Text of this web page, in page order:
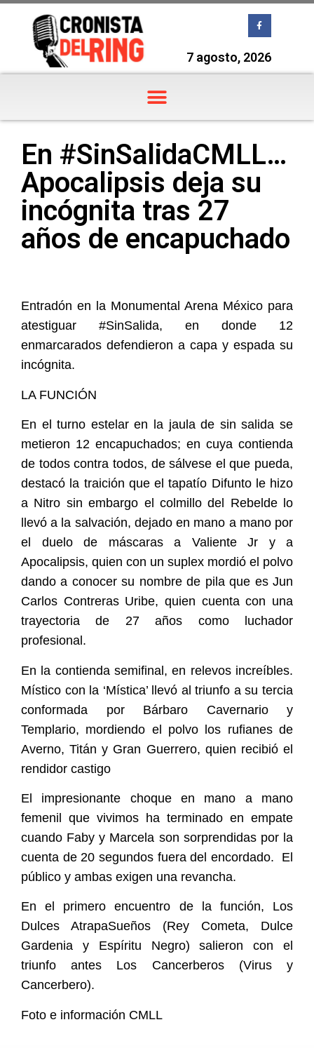
7 agosto, 2026
En #SinSalidaCMLL…
Apocalipsis deja su
incógnita tras 27
años de encapuchado
Entradón en la Monumental Arena México para
atestiguar #SinSalida, en donde 12
enmarcarados defendieron a capa y espada su
incógnita.
LA FUNCIÓN
En el turno estelar en la jaula de sin salida se
metieron 12 encapuchados; en cuya contienda
de todos contra todos, de sálvese el que pueda,
destacó la traición que el tapatío Difunto le hizo
a Nitro sin embargo el colmillo del Rebelde lo
llevó a la salvación, dejado en mano a mano por
el duelo de máscaras a Valiente Jr y a
Apocalipsis, quien con un suplex mordió el polvo
dando a conocer su nombre de pila que es Jun
Carlos Contreras Uribe, quien cuenta con una
trayectoria de 27 años como luchador
profesional.
En la contienda semifinal, en relevos increíbles.
Místico con la ‘Mística’ llevó al triunfo a su tercia
conformada por Bárbaro Cavernario y
Templario, mordiendo el polvo los rufianes de
Averno, Titán y Gran Guerrero, quien recibió el
rendidor castigo
El impresionante choque en mano a mano
femenil que vivimos ha terminado en empate
cuando Faby y Marcela son sorprendidas por la
cuenta de 20 segundos fuera del encordado.
El
público y ambas exigen una revancha.
En el primero encuentro de la función, Los
Dulces AtrapaSueños (Rey Cometa, Dulce
Gardenia y Espíritu Negro) salieron con el
triunfo antes Los Cancerberos (Virus y
Cancerbero).
Foto e información CMLL